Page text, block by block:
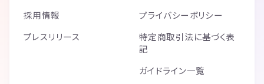
採用情報
プレスリリース
プライバシーポリシー
特定商取引法に基づく表
記
ガイドライン一覧